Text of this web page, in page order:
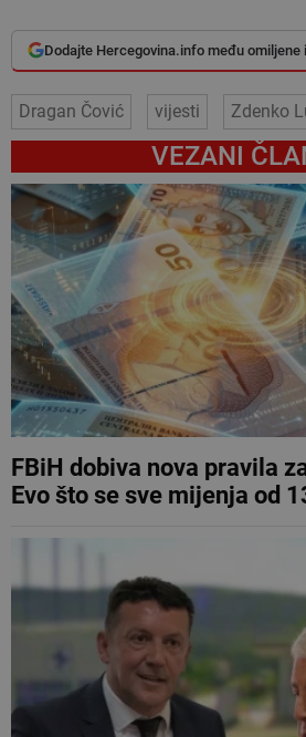
Dodajte Hercegovina.info među omiljene
Dragan Čović vijesti Zdenko
VEZANI
FBiH dobiva nova pravila
Evo što se sve mijenja od